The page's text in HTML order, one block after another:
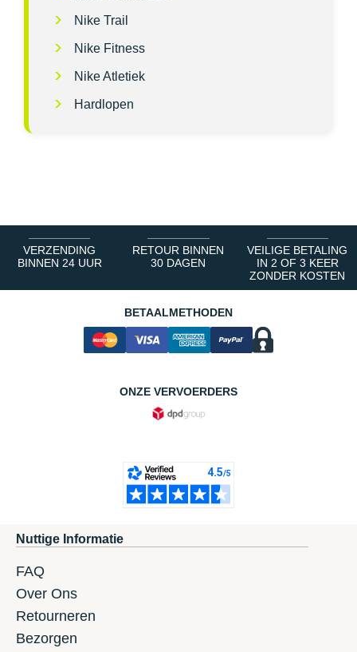
Nike Trail
Nike Fitness
Nike Atletiek
Hardlopen
VERZENDING
BINNEN 24 UUR
RETOUR BINNEN
30 DAGEN
VEILIGE BETALING
IN 2 OF 3 KEER
ZONDER KOSTEN
BETAALMETHODEN
ONZE VERVOERDERS
Nuttige Informatie
FAQ
Over Ons
Retourneren
Bezorgen